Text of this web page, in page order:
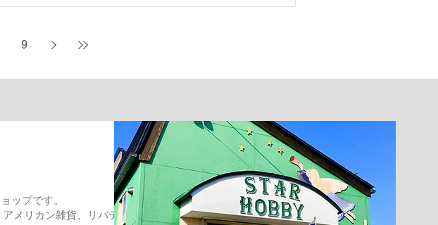
ーツやデカール類なども細部まで表現されている
さすがMINI GTといったところですね。 価格は 「 日
カイライン GT-R R32 Veilside コンバット C-I 」
コンバットグレー) 、 「 Toyota スープラ Veil
9
ップです。
メリカン雑貨、リバティーウォーク公式グッズなどを販売しています。